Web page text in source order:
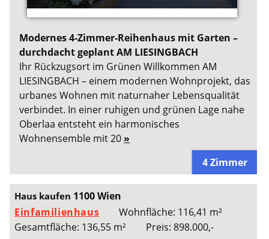
Modernes 4-Zimmer-Reihenhaus mit Garten –
durchdacht geplant AM LIESINGBACH
Ihr Rückzugsort im Grünen Willkommen AM
LIESINGBACH – einem modernen Wohnprojekt, das
urbanes Wohnen mit naturnaher Lebensqualität
verbindet. In einer ruhigen und grünen Lage nahe
Oberlaa entsteht ein harmonisches
Wohnensemble mit 20 »
4 Zimmer
Haus kaufen 1100 Wien
Einfamilienhaus
Wohnfläche: 116,41 m²
Gesamtfläche: 136,55 m²
Preis: 898.000,-